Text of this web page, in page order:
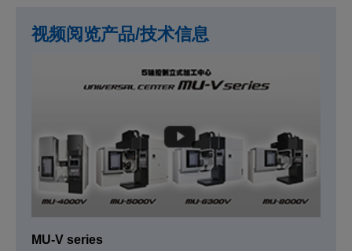
视频阅览产品/技术信息
MU-V series